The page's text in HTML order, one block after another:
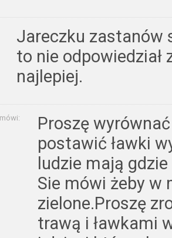
Jareczku zastanów
to nie odpowiedział
najlepiej.
mówi:
Proszę
postawić ławki
ludzie mają
Sie mówi żeby w
zielone.Proszę
trawą i ławkami